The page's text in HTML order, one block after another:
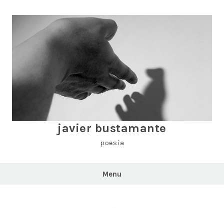
javier bustamante
poesía
Menu